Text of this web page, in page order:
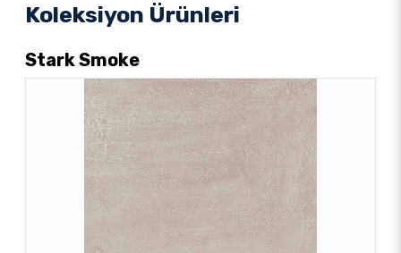
Koleksiyon Ürünleri
Stark Smoke